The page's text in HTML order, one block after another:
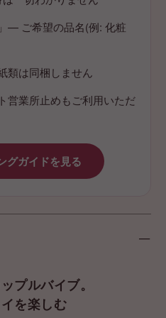
— ご希望の品名(例: 化粧
類は同梱しません
営業所止めもご利用いただ
グガイドを見る
プルバイブ。
を楽しむ